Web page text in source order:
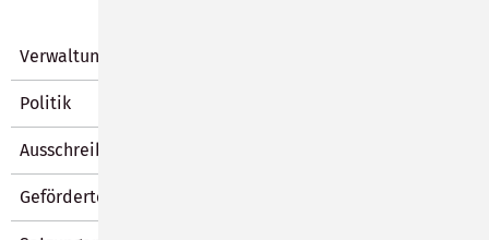
Verwaltung
Politik
Ausschreibungen und Vergabe
Geförderte Maßnahmen